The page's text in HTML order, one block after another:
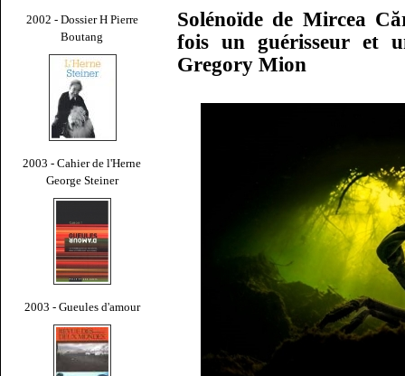
2002 - Dossier H Pierre
Boutang
2003 - Cahier de l'Herne
George Steiner
2003 - Gueules d'amour
Solénoïde de Mircea
fois un guérisseur et
Gregory Mion